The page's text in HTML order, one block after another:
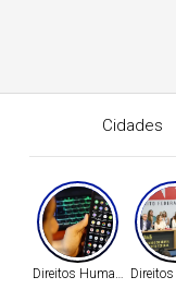
Cidades
Direitos HumanosDireitos